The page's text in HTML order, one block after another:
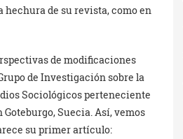
de su revista, como en
de modificaciones
de Investigación sobre la
Sociológicos perteneciente
Suecia. Así, vemos
su primer artículo: